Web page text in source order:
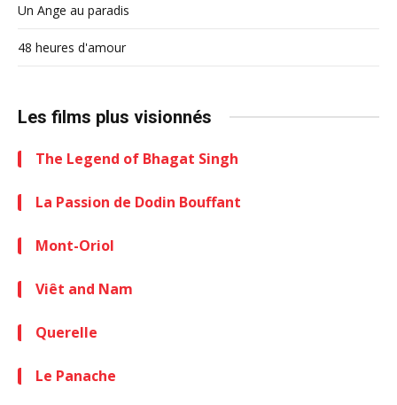
Un Ange au paradis
48 heures d'amour
Les films plus visionnés
The Legend of Bhagat Singh
La Passion de Dodin Bouffant
Mont-Oriol
Viêt and Nam
Querelle
Le Panache